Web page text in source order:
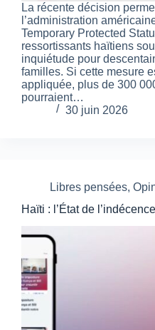
La récente décision
l’administration
Temporary Protected
ressortissants haïtiens
inquiétude pour
familles. Si cette mesure
appliquée, plus de 300
pourraient…
30 juin 2026
Libres pensées,
Haïti : l’État de l’indécence